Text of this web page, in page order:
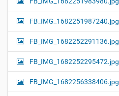
FB_IMG_1682251987240.jpg
FB_IMG_1682252291136.jpg
FB_IMG_1682252295472.jpg
FB_IMG_1682256338406.jpg